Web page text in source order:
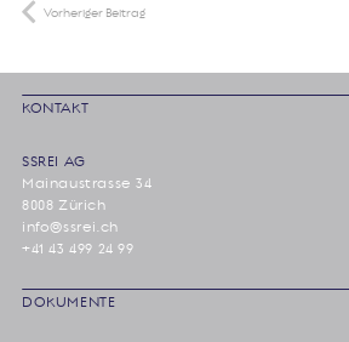
Vorheriger Beitrag
KONTAKT
SSREI AG
Mainaustrasse 34
8008 Zürich
info@ssrei.ch
+41 43 499 24 99
DOKUMENTE